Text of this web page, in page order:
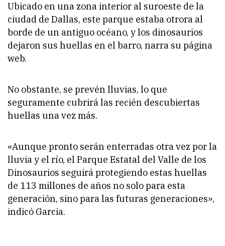
Ubicado en una zona interior al suroeste de la
ciudad de Dallas, este parque estaba otrora al
borde de un antiguo océano, y los dinosaurios
dejaron sus huellas en el barro, narra su página
web.
No obstante, se prevén lluvias, lo que
seguramente cubrirá las recién descubiertas
huellas una vez más.
«Aunque pronto serán enterradas otra vez por la
lluvia y el río, el Parque Estatal del Valle de los
Dinosaurios seguirá protegiendo estas huellas
de 113 millones de años no solo para esta
generación, sino para las futuras generaciones»,
indicó Garcia.